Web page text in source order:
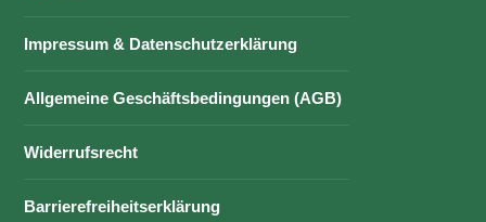
Impressum & Datenschutzerklärung
Allgemeine Geschäftsbedingungen (AGB)
Widerrufsrecht
Barrierefreiheitserklärung